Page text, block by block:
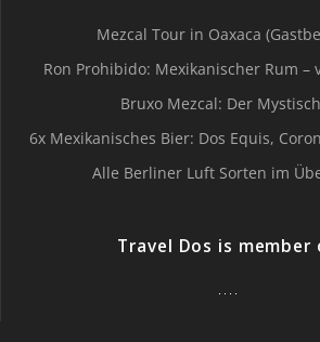
Mezcal Tour in Oaxaca
Ron Prohibido: Mexikanischer Rum –
Bruxo Mezcal: Der
6x Mexikanisches Bier: Dos Equis,
Alle Berliner Luft Sorten im
Travel Dos is member